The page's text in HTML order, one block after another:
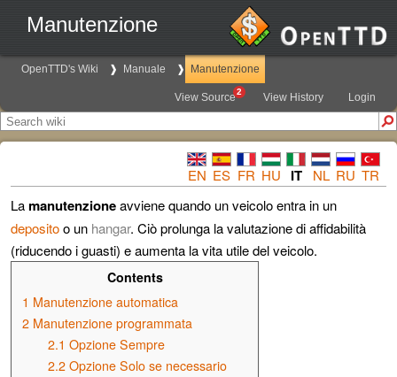
Manutenzione
OpenTTD's Wiki Manuale Manutenzione
View Source2 View History Login
EN ES FR HU IT NL RU TR
Lamanutenzioneavviene quando un veicolo entra in un
depositoo un hangar. Ciò prolunga la valutazione di affidabilità
(riducendo i guasti) e aumenta la vita utile del veicolo.
Contents
1 Manutenzione automatica
2 Manutenzione programmata
2.1 Opzione Sempre
2.2 Opzione Solo se necessario